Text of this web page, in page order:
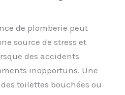
de plomberie peut
source de stress et
des accidents
inopportuns. Une
toilettes bouchées ou